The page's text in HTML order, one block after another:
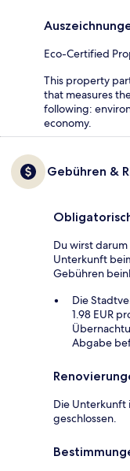
Eco-Certified
This property
that measures
following:
economy.
Gebühren &
Du wirst
Unterkunft
Gebühren
Die
1.98 EUR
Abgabe
Die Unterkunft
geschlossen.